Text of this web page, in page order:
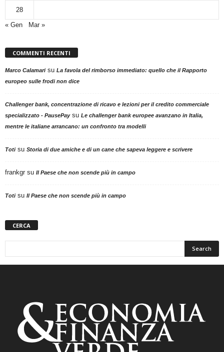
28
« Gen
Mar »
COMMENTI RECENTI
Marco Calamarisu La favola del rimborso immediato: quello che il Rapporto
europeo sulle frodi non dice
Challenger bank, concentrazione di ricavo e lezioni per il credito commerciale
specializzato - PausePaysu Le challenger bank europee avanzano in Italia,
mentre le italiane arrancano: un confronto tra modelli
Totisu Storia di due amiche e di un cane che sapeva leggere e scrivere
frankgr su Il Paese che non scende più in campo
Totisu Il Paese che non scende più in campo
CERCA